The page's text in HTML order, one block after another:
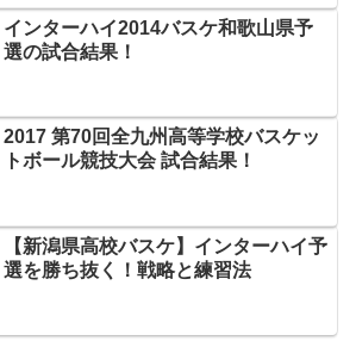
インターハイ2014バスケ和歌山県予
選の試合結果！
2017 第70回全九州高等学校バスケッ
トボール競技大会 試合結果！
【新潟県高校バスケ】インターハイ予
選を勝ち抜く！戦略と練習法